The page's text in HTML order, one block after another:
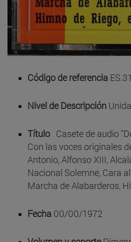
Código de referencia
Nivel de Descripción
Título Casete de audio
Con las voces originales
Antonio, Alfonso XIII,
Nacional Solemne, Cara
Marcha de Alabarderos,
Fecha 00/00/1972